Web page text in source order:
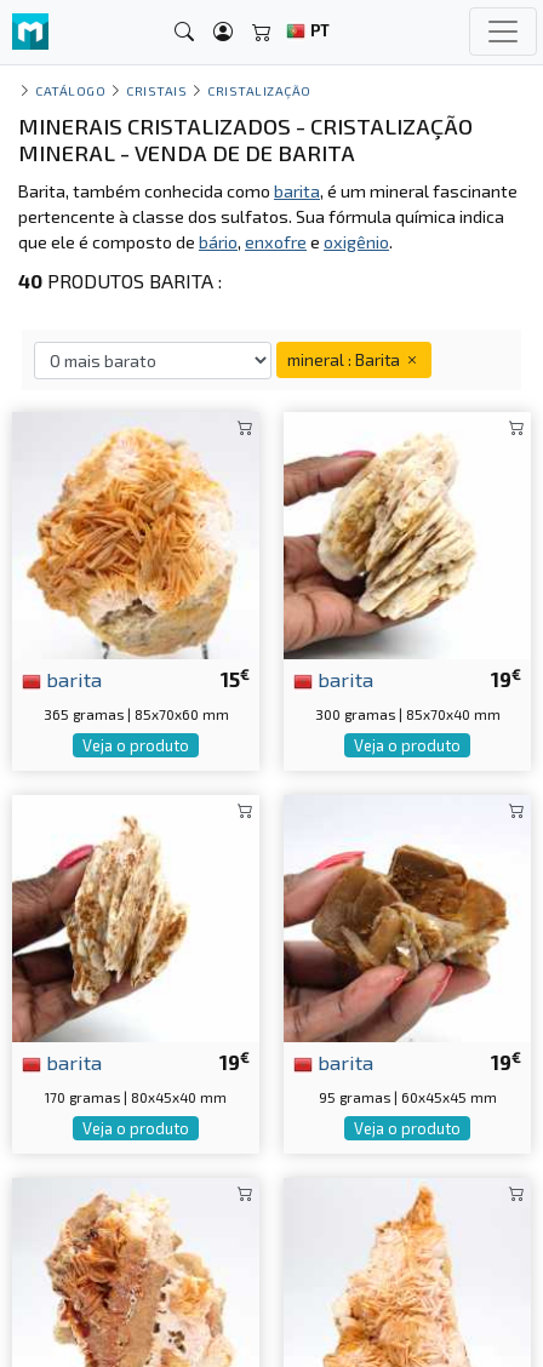
PT
CATÁLOGO CRISTAIS CRISTALIZAÇÃO
MINERAIS CRISTALIZADOS - CRISTALIZAÇÃO
MINERAL - VENDA DE DE BARITA
Barita, também conhecida como barita, é um mineral fascinante
pertencente à classe dos sulfatos. Sua fórmula química indica
que ele é composto de bário, enxofre e oxigênio.
40 PRODUTOS BARITA :
mineral : Barita
15€
barita
365 gramas | 85x70x60 mm
Veja o produto
19€
barita
300 gramas | 85x70x40 mm
Veja o produto
19€
barita
170 gramas | 80x45x40 mm
Veja o produto
19€
barita
95 gramas | 60x45x45 mm
Veja o produto